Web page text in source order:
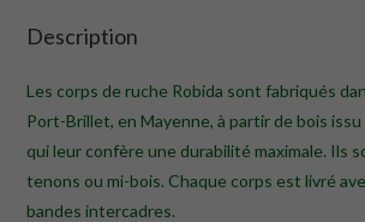
Description
Les corps de ruche Robida sont fabriqués
Port-Brillet, en Mayenne, à partir de bois
qui leur confère une durabilité maximale. Ils
tenons ou mi-bois. Chaque corps est livré
bandes intercadres.